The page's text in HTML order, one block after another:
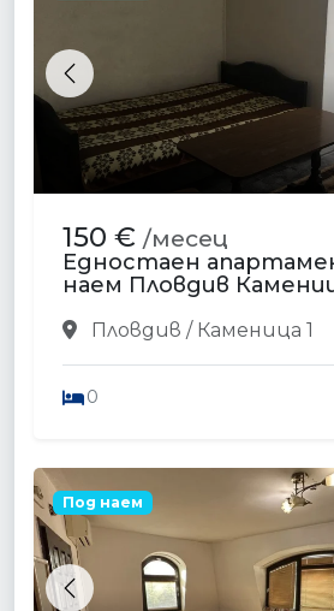
Previous
150 € /месец
Едностаен
наем Пловдив
Пловдив / Каменица 1
0
Previous
Под наем